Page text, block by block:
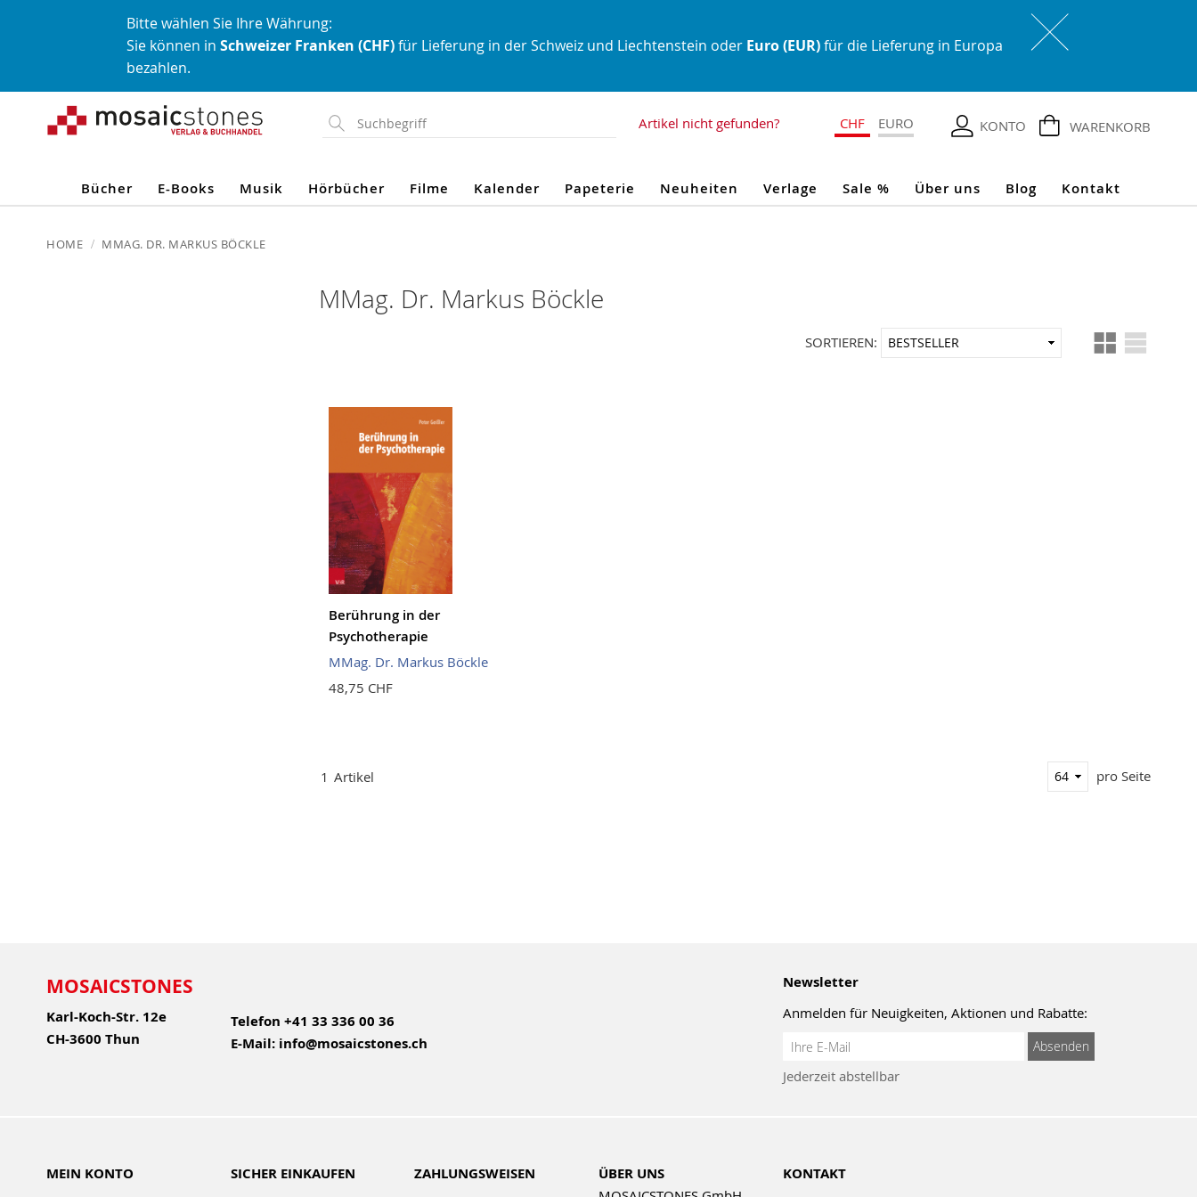
Bitte wählen Sie Ihre Währung:
Sie können in Schweizer Franken (CHF)für Lieferung in der Schweiz und Liechtenstein oder Euro (EUR)für die Lieferung in Europa
bezahlen.
Direkt
zum
WARENKORB
KONTO
Artikel nicht gefunden? CHF EURO
Bücher E-Books Musik Hörbücher Filme Kalender Papeterie Neuheiten Verlage Sale % Über uns Blog Kontakt
HOME MMAG. DR. MARKUS BÖCKLE
MMag. Dr. Markus Böckle
Ansicht
als
SORTIEREN:
In
aufsteigender
Berührung in der
Psychotherapie
MMag. Dr. Markus Böckle
48,75 CHF
1 Artikel pro Seite
MOSAICSTONES
Karl-Koch-Str. 12e
CH-3600 Thun
Telefon +41 33 336 00 36
E-Mail: info@mosaicstones.ch
Newsletter
Anmelden für Neuigkeiten, Aktionen und Rabatte:
Anmeldung
Newsletter:
Absenden
Jederzeit abstellbar
MEIN KONTO SICHER EINKAUFEN ZAHLUNGSWEISEN ÜBER UNS KONTAKT